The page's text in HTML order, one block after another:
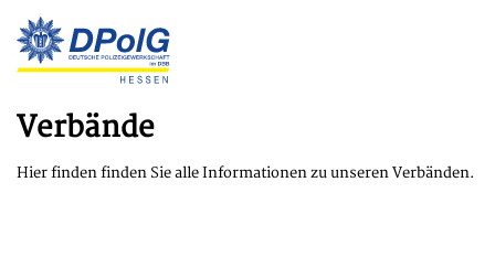
Verbände
Hier finden finden Sie alle Informationen zu unseren Verbänden.